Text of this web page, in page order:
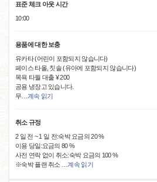
표준 체크 아웃 시간
10:00
용품에 대한 보충
유카타 (어린이 포함되지 않습니다)
페이스 타올, 칫솔 (유아에 포함되지 않습니다)
목욕 타월 대출 ¥ 200
공용 냉장고 있습니다.
무… 계속 읽기
취소 규정
2 일 전 ~ 1 일 전:숙박 요금의 20 %
이용 당일:요금의 80 %
사전 연락 없이 취소:숙박 요금의 100 %
※숙박 플랜 취소
계속 읽기